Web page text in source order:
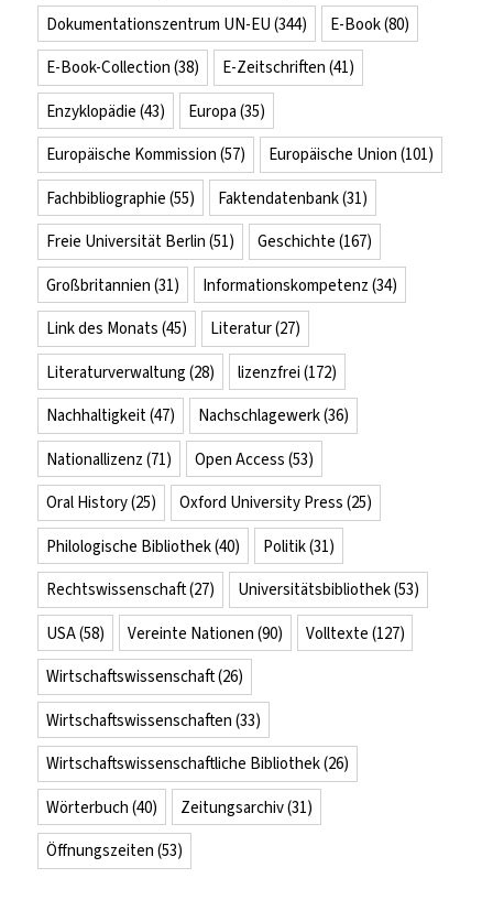
Dokumentationszentrum UN-EU (344) E-Book(80)
E-Book-Collection (38) E-Zeitschriften (41)
Enzyklopädie (43) Europa (35)
Europäische Kommission (57) Europäische Union (101)
Fachbibliographie (55) Faktendatenbank(31)
Freie Universität Berlin (51) Geschichte (167)
Großbritannien (31) Informationskompetenz (34)
Link des Monats (45) Literatur(27)
Literaturverwaltung (28) lizenzfrei (172)
Nachhaltigkeit(47) Nachschlagewerk(36)
Nationallizenz (71) Open Access (53)
Oral History(25) Oxford University Press (25)
Philologische Bibliothek(40) Politik(31)
Rechtswissenschaft(27) Universitätsbibliothek(53)
USA(58) Vereinte Nationen (90) Volltexte (127)
Wirtschaftswissenschaft(26)
Wirtschaftswissenschaften (33)
Wirtschaftswissenschaftliche Bibliothek(26)
Wörterbuch (40) Zeitungsarchiv(31)
Öffnungszeiten (53)